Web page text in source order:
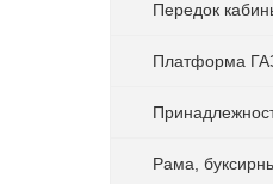
Передок
Платформа
Рама,